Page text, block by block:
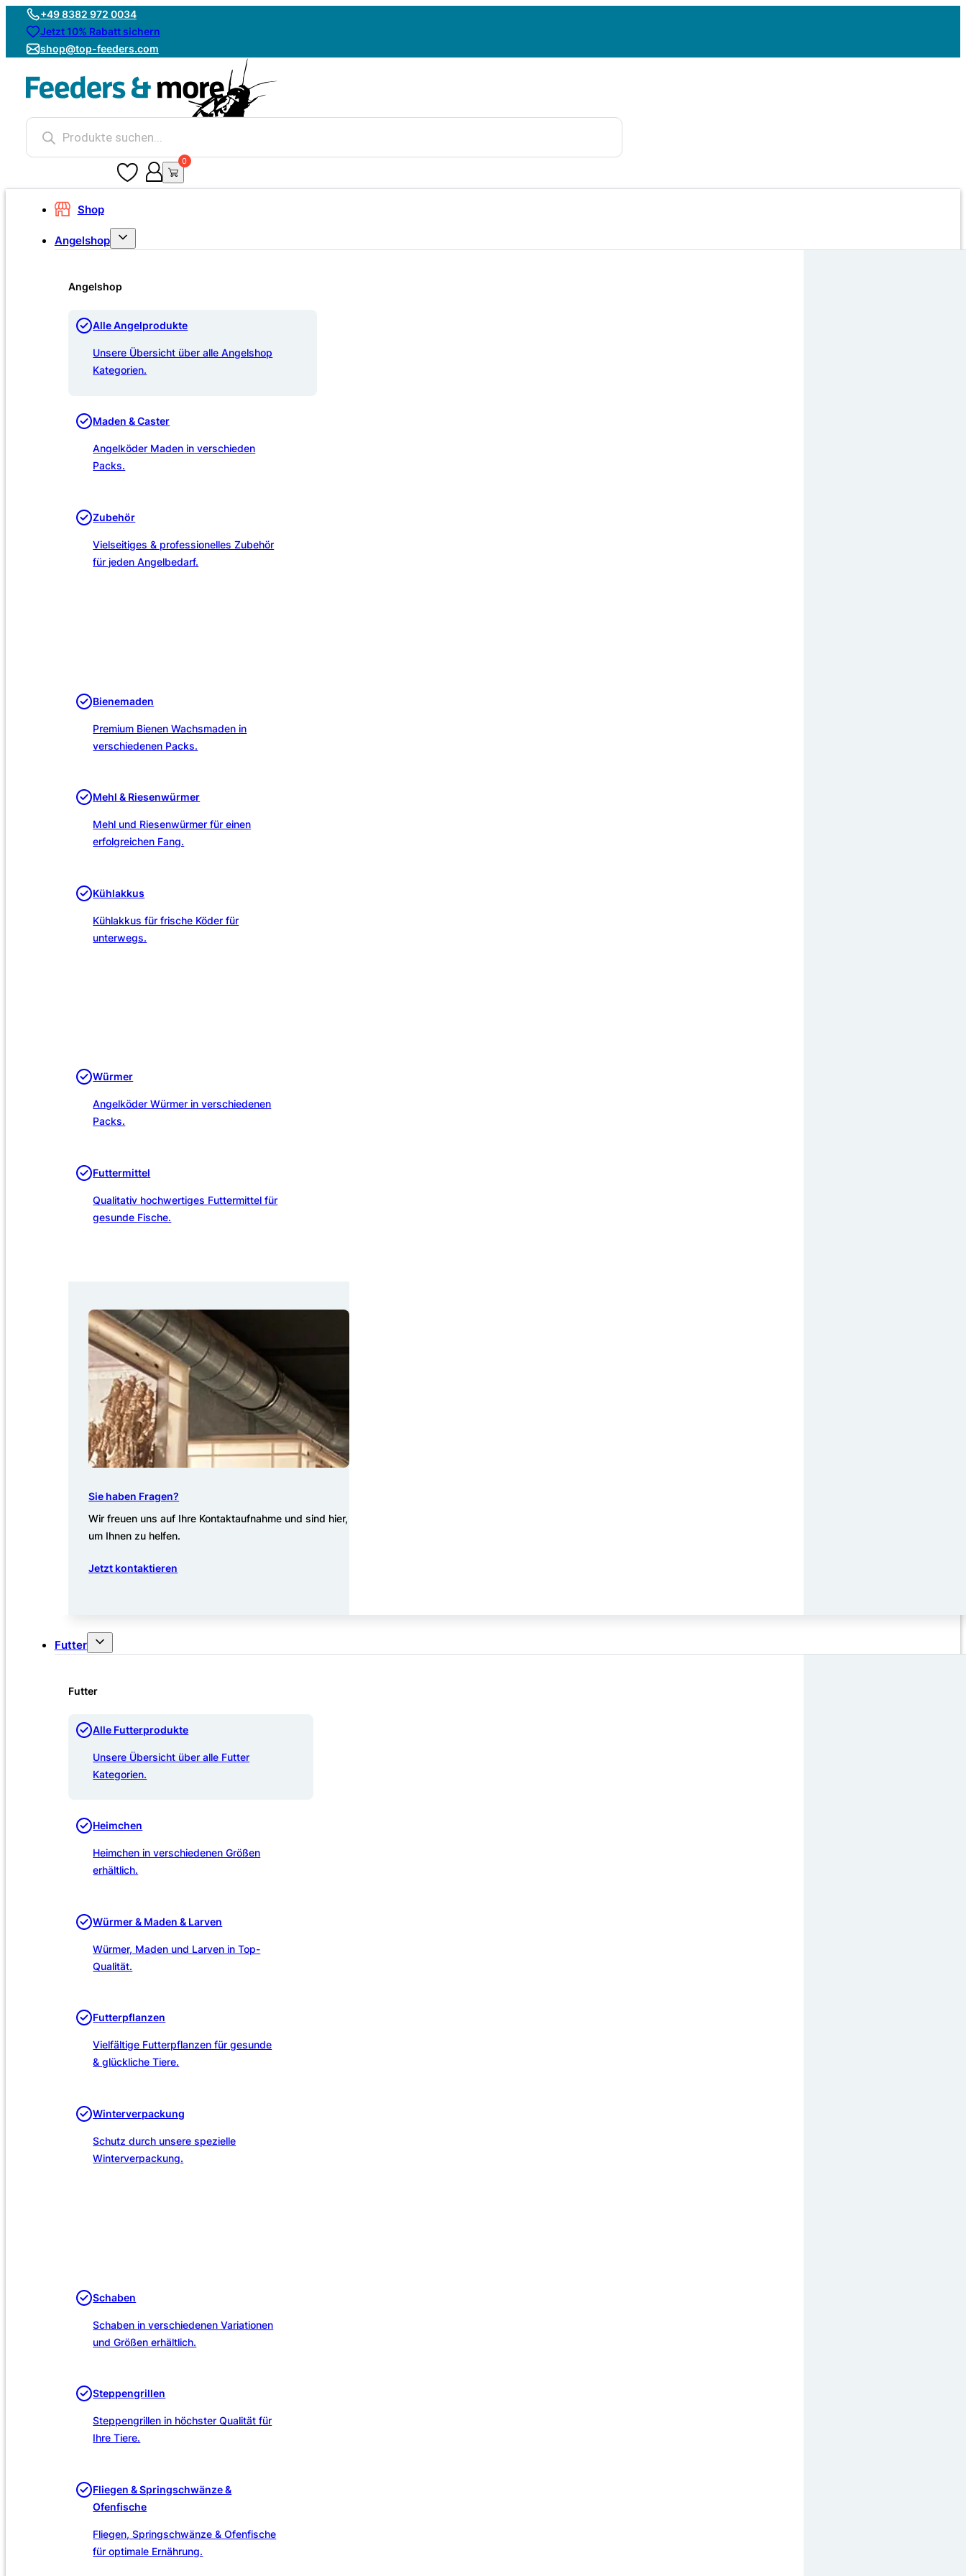
+49 8382 972 0034
Jetzt 10% Rabatt sichern
shop@top-feeders.com
Products
search
0 0
Shop
Angelshop
Angelshop
Alle Angelprodukte
Unsere Übersicht über alle Angelshop
Kategorien.
Maden & Caster
Angelköder Maden in verschieden
Packs.
Zubehör
Vielseitiges & professionelles Zubehör
für jeden Angelbedarf.
Bienemaden
Premium Bienen Wachsmaden in
verschiedenen Packs.
Mehl & Riesenwürmer
Mehl und Riesenwürmer für einen
erfolgreichen Fang.
Kühlakkus
Kühlakkus für frische Köder für
unterwegs.
Würmer
Angelköder Würmer in verschiedenen
Packs.
Futtermittel
Qualitativ hochwertiges Futtermittel für
gesunde Fische.
Sie haben Fragen?
Wir freuen uns auf Ihre Kontaktaufnahme und sind hier,
um Ihnen zu helfen.
Jetzt kontaktieren
Futter
Futter
Alle Futterprodukte
Unsere Übersicht über alle Futter
Kategorien.
Heimchen
Heimchen in verschiedenen Größen
erhältlich.
Würmer & Maden & Larven
Würmer, Maden und Larven in Top-
Qualität.
Futterpflanzen
Vielfältige Futterpflanzen für gesunde
& glückliche Tiere.
Winterverpackung
Schutz durch unsere spezielle
Winterverpackung.
Schaben
Schaben in verschiedenen Variationen
und Größen erhältlich.
Steppengrillen
Steppengrillen in höchster Qualität für
Ihre Tiere.
Fliegen & Springschwänze &
Ofenfische
Fliegen, Springschwänze & Ofenfische
für optimale Ernährung.